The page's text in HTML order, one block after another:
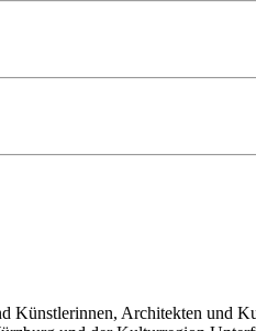
Künstlerinnen, Architekten und